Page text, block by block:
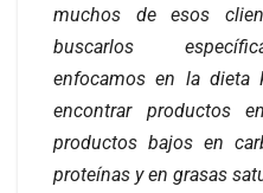
muchos de esos
buscarlos
enfocamos en la dieta
encontrar productos
productos bajos en
proteínas y en grasas